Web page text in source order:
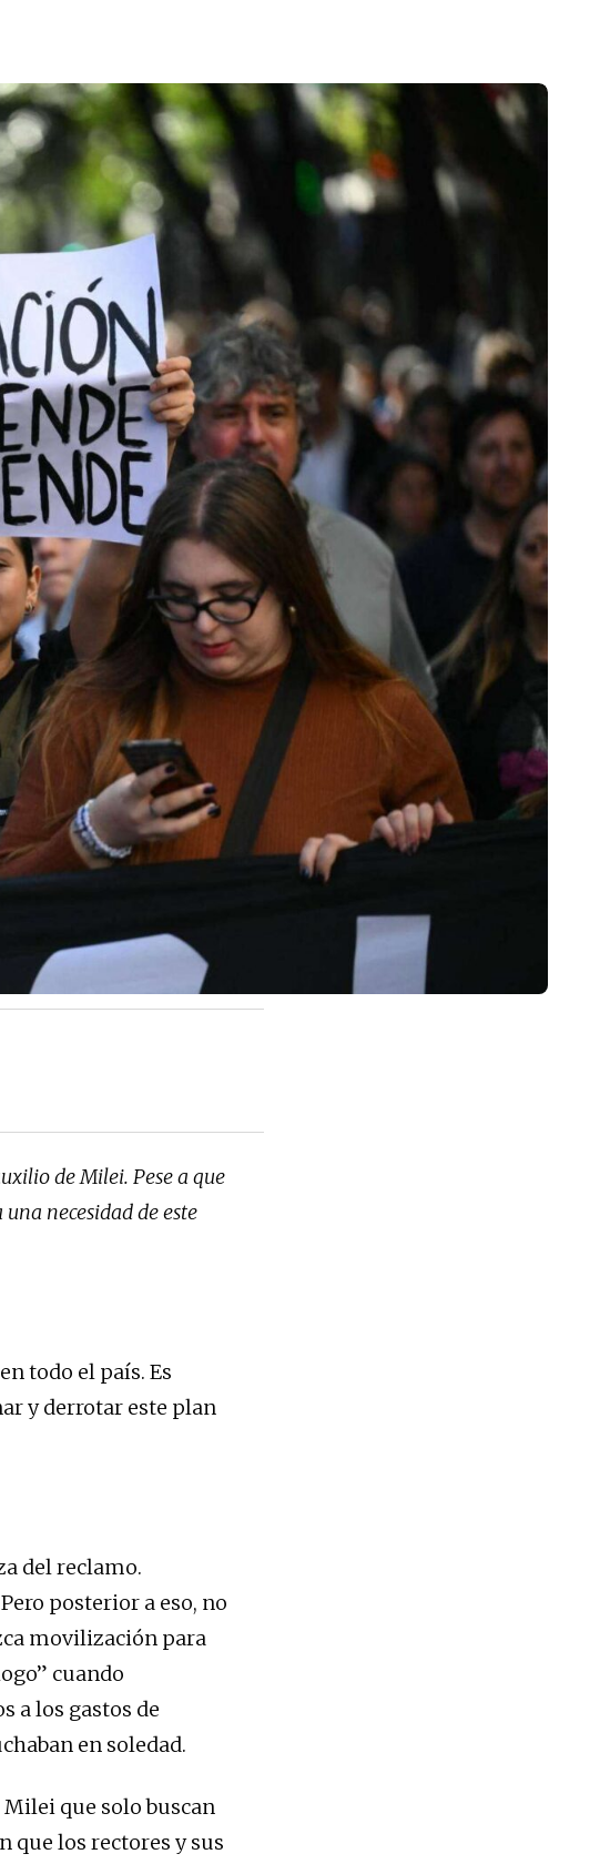
de Milei. Pese a que
necesidad de este
todo el país. Es
y derrotar este plan
del reclamo.
posterior a eso, no
movilización para
cuando
a los gastos de
en soledad.
que solo buscan
que los rectores y sus